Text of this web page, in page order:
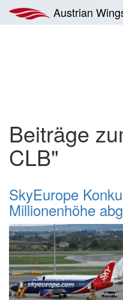
Inhalt
springen
Austrian
Beiträge
CLB"
SkyEurope
Millionenhöhe